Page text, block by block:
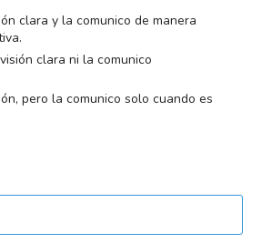
clara y la comunico de manera
clara ni la comunico
pero la comunico solo cuando es